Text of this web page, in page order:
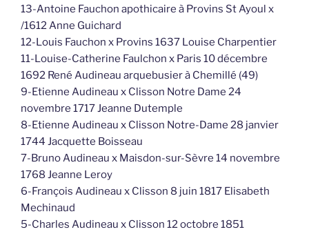
13-Antoine Fauchon apothicaire à Provins St Ayoul x
/1612 Anne Guichard
12-Louis Fauchon x Provins 1637 Louise Charpentier
11-Louise-Catherine Faulchon x Paris 10 décembre
1692 René Audineau arquebusier à Chemillé (49)
9-Etienne Audineau x Clisson Notre Dame 24
novembre 1717 Jeanne Dutemple
8-Etienne Audineau x Clisson Notre-Dame 28 janvier
1744 Jacquette Boisseau
7-Bruno Audineau x Maisdon-sur-Sèvre 14 novembre
1768 Jeanne Leroy
6-François Audineau x Clisson 8 juin 1817 Elisabeth
Mechinaud
5-Charles Audineau x Clisson 12 octobre 1851